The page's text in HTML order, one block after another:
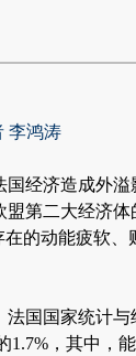
李鸿涛
经济造成外
第二大经济
的动能疲软
国国家统计
，其中，